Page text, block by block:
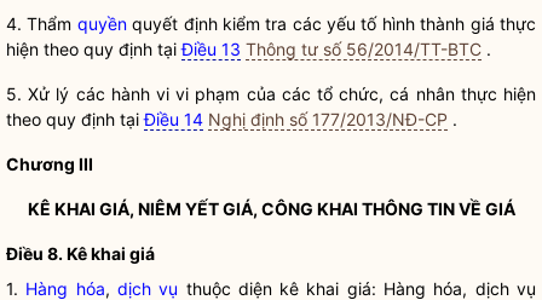
4. Thẩm quyềnquyết định kiểm tra cácyếu tố hình thành giá thực
hiện theo quy định tạiĐiều 13 Thông tư số 56/2014/TT-BTC .
5. Xử lý các hành vi vi phạm của các tổ chức, cá nhân thực hiện
theo quy định tạiĐiều 14 Nghị định số 177/2013/NĐ-CP .
Chương III
KÊ KHAI GIÁ, NIÊM YẾT GIÁ, CÔNG KHAI THÔNG TIN VỀ GIÁ
Điều 8.Kê khai giá
1. Hàng hóa, dịch vụ thuộc diện kê khai giá: Hàng hóa, dịch vụ